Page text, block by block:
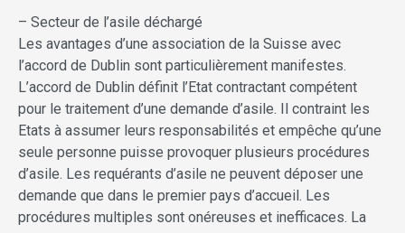
– Secteur de l’asile déchargé
Les avantages d’une association de la Suisse avec
l’accord de Dublin sont particulièrement manifestes.
L’accord de Dublin définit l’Etat contractant compétent
pour le traitement d’une demande d’asile. Il contraint les
Etats à assumer leurs responsabilités et empêche qu’une
seule personne puisse provoquer plusieurs procédures
d’asile. Les requérants d’asile ne peuvent déposer une
demande que dans le premier pays d’accueil. Les
procédures multiples sont onéreuses et inefficaces. La